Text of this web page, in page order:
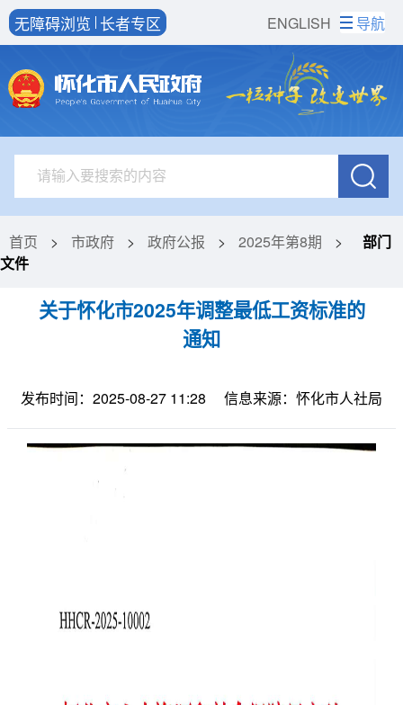
ENGLISH
无障碍浏览 长者专区 导航
首页 > 市政府 > 政府公报 > 2025年第8期 >
部门
文件
关于怀化市2025年调整最低工资标准的
通知
发布时间：2025-08-27 11:28 信息来源：怀化市人社局